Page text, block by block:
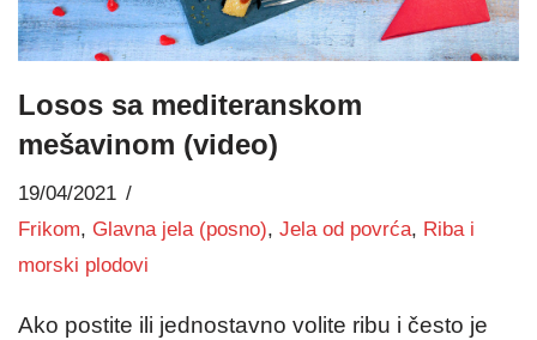
Losos sa mediteranskom
mešavinom (video)
19/04/2021
Frikom, Glavna jela (posno), Jela od povrća, Riba i
morski plodovi
Ako postite ili jednostavno volite ribu i često je